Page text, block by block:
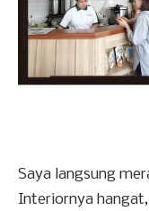
Saya langsung
Interiornya